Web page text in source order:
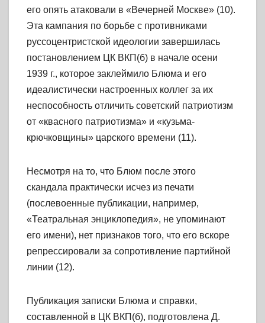
его опять атаковали в «Вечерней Москве» (10).
Эта кампания по борьбе с противниками
руссоцентристской идеологии завершилась
постановлением ЦК ВКП(б) в начале осени
1939 г., которое заклеймило Блюма и его
идеалистически настроенных коллег за их
неспособность отличить советский патриотизм
от «квасного патриотизма» и «кузьма-
крючковщины» царского времени (11).
Несмотря на то, что Блюм после этого
скандала практически исчез из печати
(послевоенные публикации, например,
«Театральная энциклопедия», не упоминают
его имени), нет признаков того, что его вскоре
репрессировали за сопротивление партийной
линии (12).
Публикация записки Блюма и справки,
составленной в ЦК ВКП(б), подготовлена Д.